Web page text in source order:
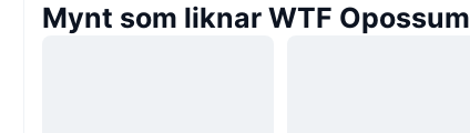
Mynt som liknar WTF Opossum